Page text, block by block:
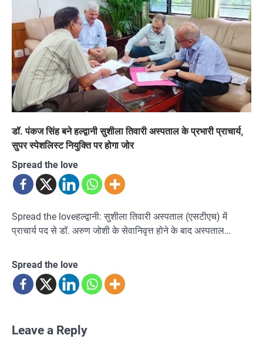
डॉ. पंकज सिंह बने हल्द्वानी सुशीला तिवारी अस्पताल के प्रभारी प्राचार्य,
सुपर स्पेशलिस्ट नियुक्ति पर होगा जोर
Spread the love
Spread the loveहल्द्वानी: सुशीला तिवारी अस्पताल (एसटीएच) में
प्राचार्य पद से डॉ. अरुण जोशी के सेवानिवृत्त होने के बाद अस्पताल…
Spread the love
Leave a Reply